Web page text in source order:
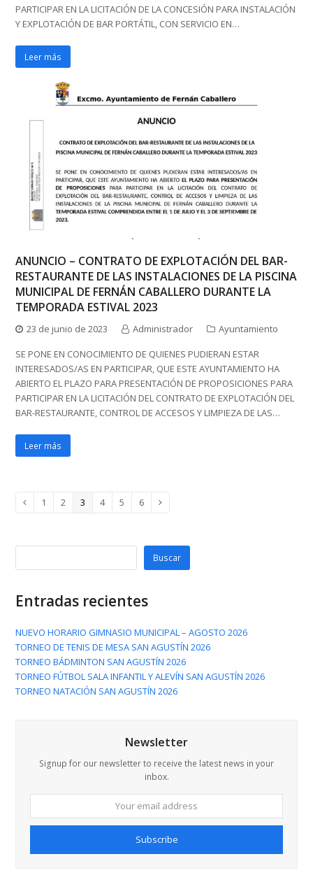
PARTICIPAR EN LA LICITACIÓN DE LA CONCESIÓN PARA INSTALACIÓN
Y EXPLOTACIÓN DE BAR PORTÁTIL, CON SERVICIO EN…
Leer más
ANUNCIO – CONTRATO DE EXPLOTACIÓN DEL BAR-
RESTAURANTE DE LAS INSTALACIONES DE LA PISCINA
MUNICIPAL DE FERNÁN CABALLERO DURANTE LA
TEMPORADA ESTIVAL 2023
23 de junio de 2023 Administrador
Ayuntamiento
SE PONE EN CONOCIMIENTO DE QUIENES PUDIERAN ESTAR
INTERESADOS/AS EN PARTICIPAR, QUE ESTE AYUNTAMIENTO HA
ABIERTO EL PLAZO PARA PRESENTACIÓN DE PROPOSICIONES PARA
PARTICIPAR EN LA LICITACIÓN DEL CONTRATO DE EXPLOTACIÓN DEL
BAR-RESTAURANTE, CONTROL DE ACCESOS Y LIMPIEZA DE LAS…
Leer más
AnteriorPage
1 Page
2 Page
3 Page
4 Page
5 Page
6 Siguiente
Buscar
Entradas recientes
NUEVO HORARIO GIMNASIO MUNICIPAL – AGOSTO 2026
TORNEO DE TENIS DE MESA SAN AGUSTÍN 2026
TORNEO BÁDMINTON SAN AGUSTÍN 2026
TORNEO FÚTBOL SALA INFANTIL Y ALEVÍN SAN AGUSTÍN 2026
TORNEO NATACIÓN SAN AGUSTÍN 2026
Newsletter
Signup for our newsletter to receive the latest news in your
inbox.
email
Subscribe